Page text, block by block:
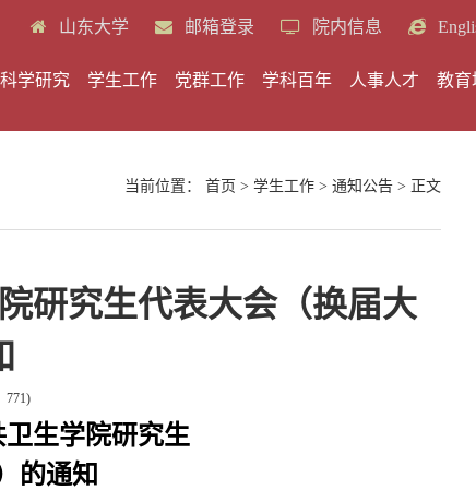
山东大学 邮箱登录 院内信息
科学研究 学生工作 党群工作 学科百年 人事人才 教育
当前位置： 首页 > 学生工作> 通知公告> 正文
研究生代表大会（换届大
771)
生学院研究生
的通知